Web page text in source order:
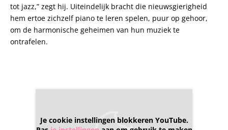
tot jazz,” zegt hij. Uiteindelijk bracht die nieuwsgierigheid
hem ertoe zichzelf piano te leren spelen, puur op gehoor,
om de harmonische geheimen van hun muziek te
ontrafelen.
Je cookie instellingen blokkeren YouTube.